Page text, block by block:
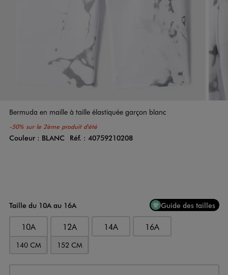
Bermuda en maille à taille élastiquée garçon blanc
-50% sur le 2ème produit d'été
Couleur
Couleur : BLANC Réf. : 40759210208
Taille du 10A au 16A Guide des tailles
10A
140 CM
12A
152 CM
14A 16A